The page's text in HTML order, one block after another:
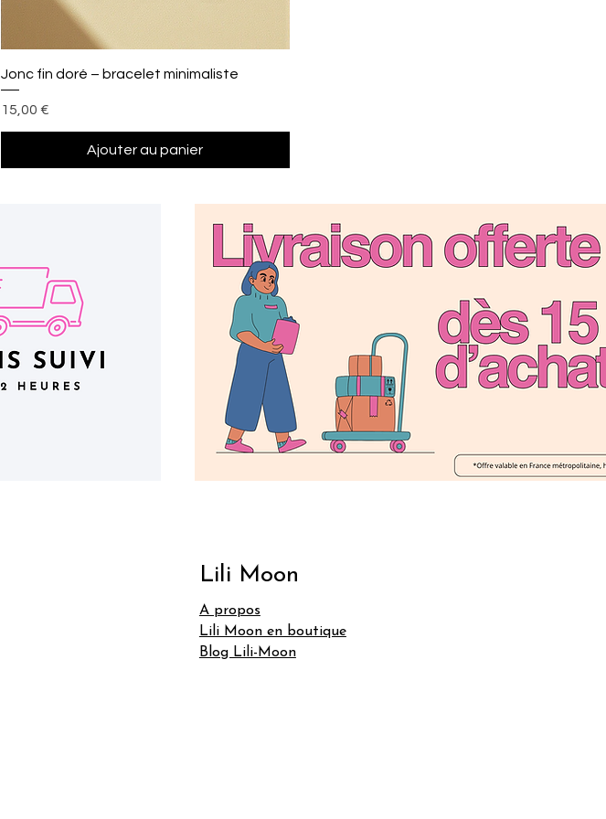
Aperçu rapide
Jonc fin doré – bracelet minimaliste
Prix
15,00 €
Ajouter au panier
Lili Moon
A propos
Lili Moon en boutique
Blog Lili-Moon